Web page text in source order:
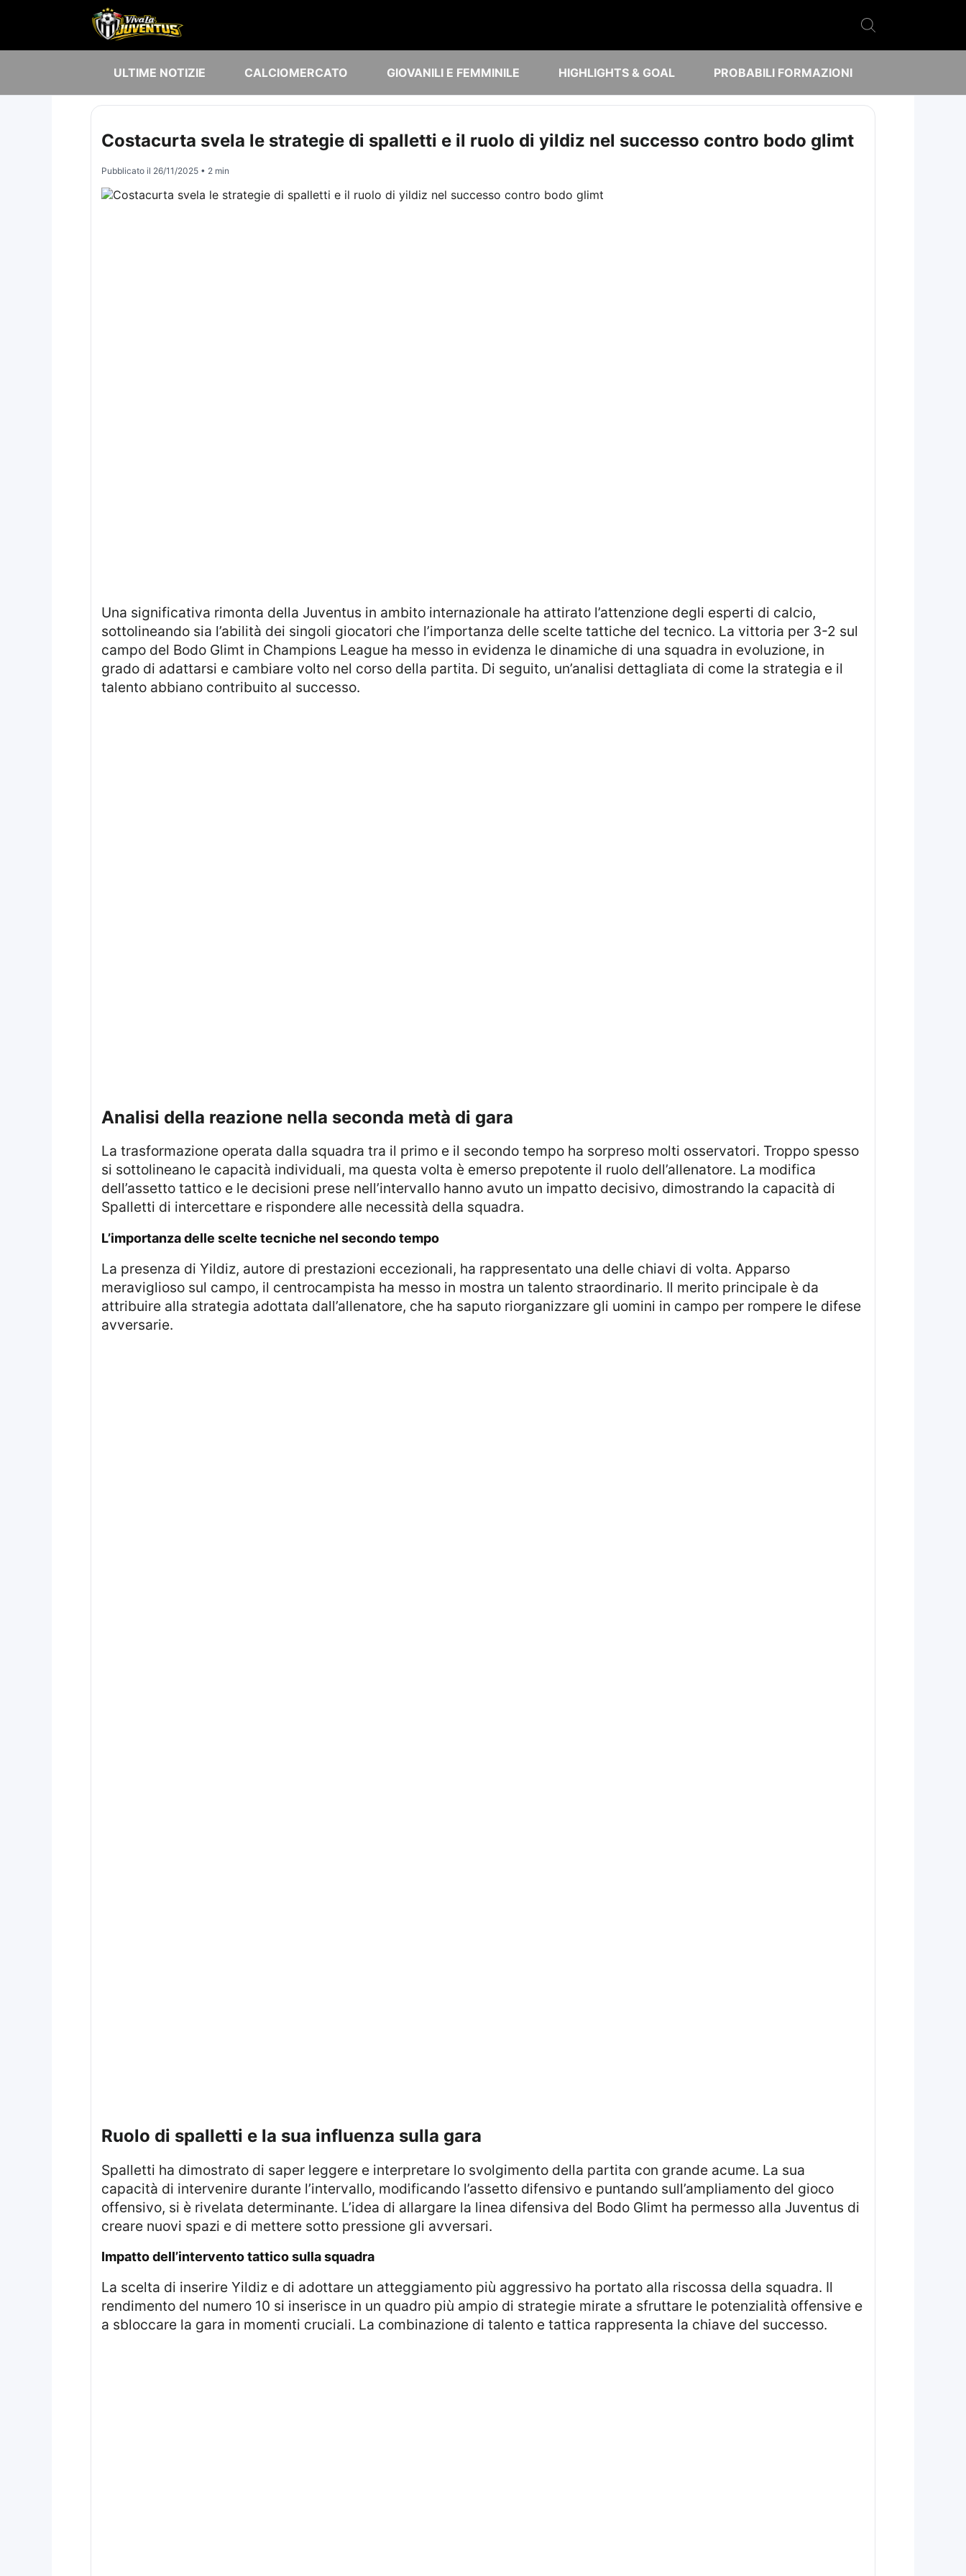
ULTIME NOTIZIE CALCIOMERCATO GIOVANILI E FEMMINILE HIGHLIGHTS & GOAL PROBABILI FORMAZIONI
Costacurta svela le strategie di spalletti e il ruolo di yildiz nel successo contro bodo glimt
Pubblicato il 26/11/2025• 2 min
Una significativa rimonta della Juventus in ambito internazionale ha attirato l’attenzione degli esperti di calcio,
sottolineando sia l’abilità dei singoli giocatori che l’importanza delle scelte tattiche del tecnico. La vittoria per 3-2 sul
campo del Bodo Glimt in Champions League ha messo in evidenza le dinamiche di una squadra in evoluzione, in
grado di adattarsi e cambiare volto nel corso della partita. Di seguito, un’analisi dettagliata di come la strategia e il
talento abbiano contribuito al successo.
analisi della reazione nella seconda metà di gara
La trasformazione operata dalla squadra tra il primo e il secondo tempo ha sorpreso molti osservatori. Troppo spesso
si sottolineano le capacità individuali, ma questa volta è emerso prepotente il ruolo dell’allenatore. La modifica
dell’assetto tattico e le decisioni prese nell’intervallo hanno avuto un impatto decisivo, dimostrando la capacità di
Spalletti di intercettare e rispondere alle necessità della squadra.
l’importanza delle scelte tecniche nel secondo tempo
La presenza di Yildiz, autore di prestazioni eccezionali, ha rappresentato una delle chiavi di volta. Apparso
meraviglioso sul campo, il centrocampista ha messo in mostra un talento straordinario. Il merito principale è da
attribuire alla strategia adottata dall’allenatore, che ha saputo riorganizzare gli uomini in campo per rompere le difese
avversarie.
ruolo di spalletti e la sua influenza sulla gara
Spalletti ha dimostrato di saper leggere e interpretare lo svolgimento della partita con grande acume. La sua
capacità di intervenire durante l’intervallo, modificando l’assetto difensivo e puntando sull’ampliamento del gioco
offensivo, si è rivelata determinante. L’idea di allargare la linea difensiva del Bodo Glimt ha permesso alla Juventus di
creare nuovi spazi e di mettere sotto pressione gli avversari.
impatto dell’intervento tattico sulla squadra
La scelta di inserire Yildiz e di adottare un atteggiamento più aggressivo ha portato alla riscossa della squadra. Il
rendimento del numero 10 si inserisce in un quadro più ampio di strategie mirate a sfruttare le potenzialità offensive e
a sbloccare la gara in momenti cruciali. La combinazione di talento e tattica rappresenta la chiave del successo.